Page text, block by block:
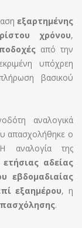
εξαρτημένης
χρόνου,
από την
υπόχρεη
βασικού
αναλογικά
απασχολήθηκε ο
αναλογία της
ετήσιας αδείας
εβδομαδιαίας
εξαημέρου, η
.